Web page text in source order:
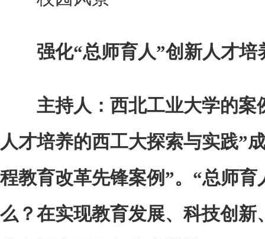
强化“总师育人”创新人才培
主持人：西北工业大学的案
人才培养的西工大探索与实践”
程教育改革先锋案例”。“总师
么？在实现教育发展、科技创新